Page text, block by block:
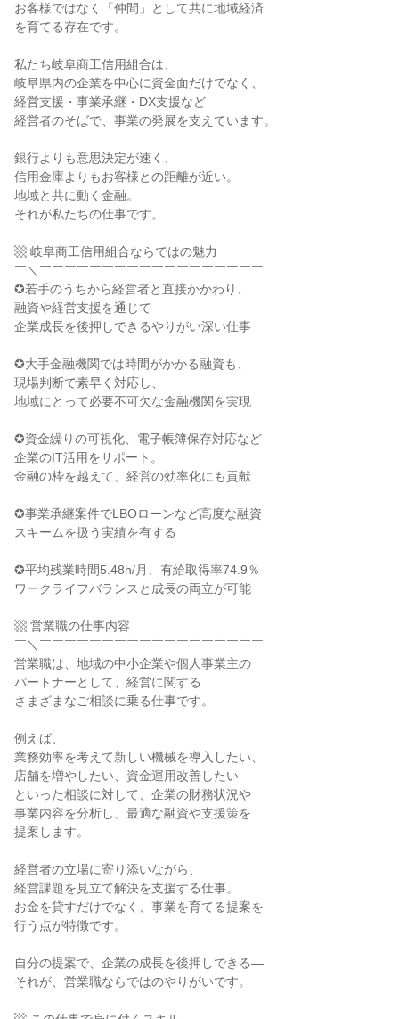
お客様ではなく「仲間」として共に地域経済
を育てる存在です。
私たち岐阜商工信用組合は、
岐阜県内の企業を中心に資金面だけでなく、
経営支援・事業承継・DX支援など
経営者のそばで、事業の発展を支えています。
銀行よりも意思決定が速く、
信用金庫よりもお客様との距離が近い。
地域と共に動く金融。
それが私たちの仕事です。
▩ 岐阜商工信用組合ならではの魅力
￣＼￣￣￣￣￣￣￣￣￣￣￣￣￣￣￣￣￣￣
✪若手のうちから経営者と直接かかわり、
融資や経営支援を通じて
企業成長を後押しできるやりがい深い仕事
✪大手金融機関では時間がかかる融資も、
現場判断で素早く対応し、
地域にとって必要不可欠な金融機関を実現
✪資金繰りの可視化、電子帳簿保存対応など
企業のIT活用をサポート。
金融の枠を越えて、経営の効率化にも貢献
✪事業承継案件でLBOローンなど高度な融資
スキームを扱う実績を有する
✪平均残業時間5.48h/月、有給取得率74.9％
ワークライフバランスと成長の両立が可能
▩ 営業職の仕事内容
￣＼￣￣￣￣￣￣￣￣￣￣￣￣￣￣￣￣￣￣
営業職は、地域の中小企業や個人事業主の
パートナーとして、経営に関する
さまざまなご相談に乗る仕事です。
例えば、
業務効率を考えて新しい機械を導入したい、
店舗を増やしたい、資金運用改善したい
といった相談に対して、企業の財務状況や
事業内容を分析し、最適な融資や支援策を
提案します。
経営者の立場に寄り添いながら、
経営課題を見立て解決を支援する仕事。
お金を貸すだけでなく、事業を育てる提案を
行う点が特徴です。
自分の提案で、企業の成長を後押しできる―
それが、営業職ならではのやりがいです。